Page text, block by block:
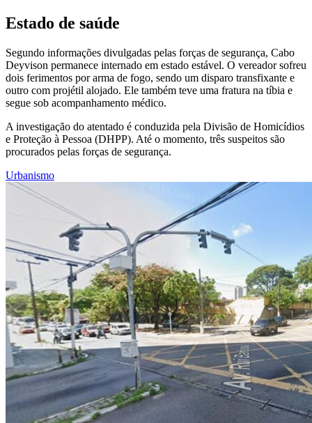
Estado de saúde
Segundo informações divulgadas pelas forças de segurança, Cabo
Deyvison permanece internado em estado estável. O vereador sofreu
dois ferimentos por arma de fogo, sendo um disparo transfixante e
outro com projétil alojado. Ele também teve uma fratura na tíbia e
segue sob acompanhamento médico.
A investigação do atentado é conduzida pela Divisão de Homicídios
e Proteção à Pessoa (DHPP). Até o momento, três suspeitos são
procurados pelas forças de segurança.
Urbanismo